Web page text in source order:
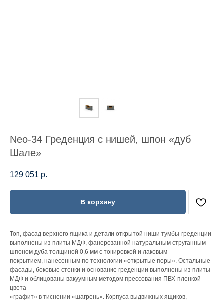
Neo-34 Греденция с нишей, шпон «дуб
Шале»
129 051 р.
В корзину
Топ, фасад верхнего ящика и детали открытой ниши тумбы-греденции
выполнены из плиты МДФ, фанерованной натуральным струганным
шпоном дуба толщиной 0,6 мм с тонировкой и лаковым
покрытием, нанесенным по технологии «открытые поры». Остальные
фасады, боковые стенки и основание греденции выполнены из плиты
МДФ и облицованы вакуумным методом прессования ПВХ-пленкой
цвета
«графит» в тиснении «шагрень». Корпуса выдвижных ящиков,